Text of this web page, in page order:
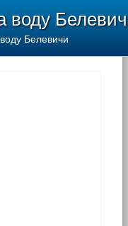
воду
Белевичи